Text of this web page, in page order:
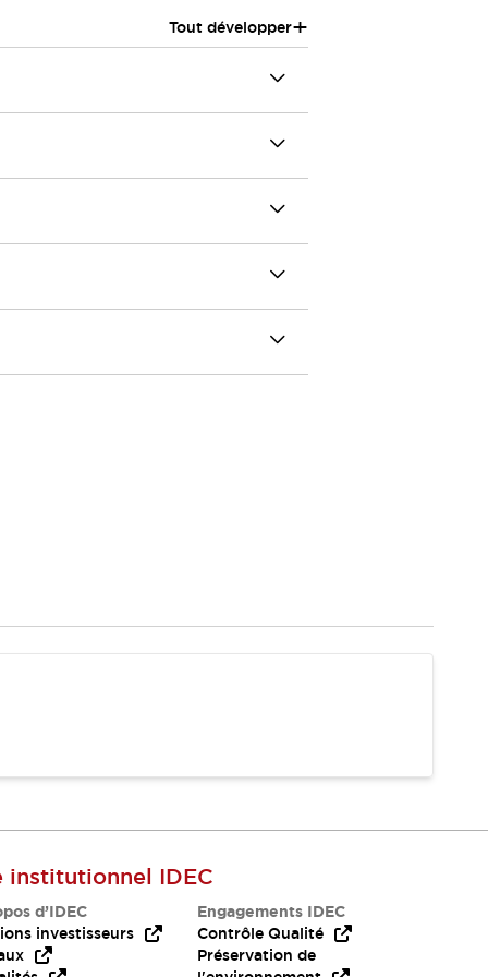
Tout développer+
institutionnel IDEC
d’IDEC
investisseurs
Engagements IDEC
Contrôle Qualité
Préservation de